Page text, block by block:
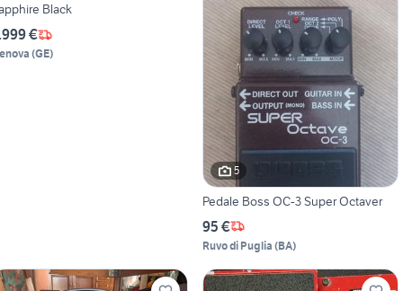
Black
€
(GE)
5
Pedale Boss OC-3 Super Octaver
95 €
Ruvo di Puglia (BA)